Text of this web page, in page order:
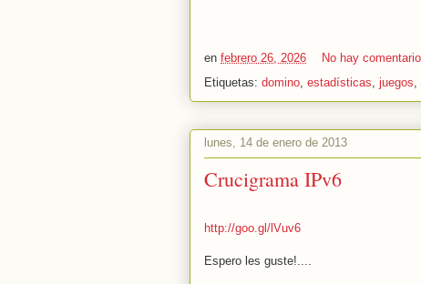
en febrero 26, 2026
No hay
Etiquetas: domino estadísticas juegos
lunes, 14 de enero de 2013
Crucigrama IPv6
http://goo.gl/lVuv6
Espero les guste!....